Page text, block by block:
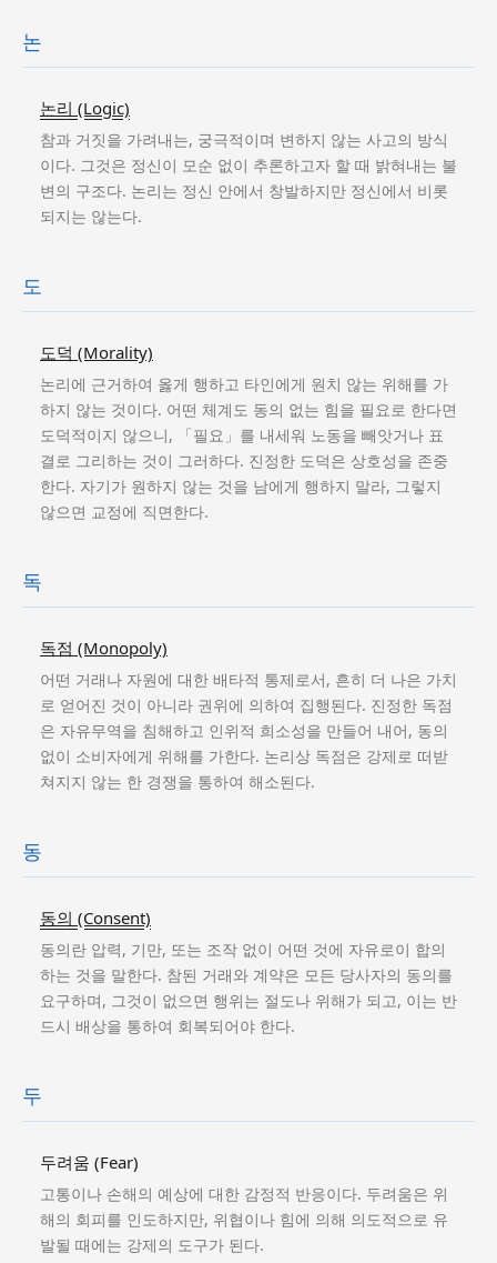
논
논리 (Logic)
참과 거짓을 가려내는, 궁극적이며 변하지 않는 사고의 방식
이다. 그것은 정신이 모순 없이 추론하고자 할 때 밝혀내는 불
변의 구조다. 논리는 정신 안에서 창발하지만 정신에서 비롯
되지는 않는다.
도
도덕 (Morality)
논리에 근거하여 옳게 행하고 타인에게 원치 않는 위해를 가
하지 않는 것이다. 어떤 체계도 동의 없는 힘을 필요로 한다면
도덕적이지 않으니, 「필요」를 내세워 노동을 빼앗거나 표
결로 그리하는 것이 그러하다. 진정한 도덕은 상호성을 존중
한다. 자기가 원하지 않는 것을 남에게 행하지 말라, 그렇지
않으면 교정에 직면한다.
독
독점 (Monopoly)
어떤 거래나 자원에 대한 배타적 통제로서, 흔히 더 나은 가치
로 얻어진 것이 아니라 권위에 의하여 집행된다. 진정한 독점
은 자유무역을 침해하고 인위적 희소성을 만들어 내어, 동의
없이 소비자에게 위해를 가한다. 논리상 독점은 강제로 떠받
쳐지지 않는 한 경쟁을 통하여 해소된다.
동
동의 (Consent)
동의란 압력, 기만, 또는 조작 없이 어떤 것에 자유로이 합의
하는 것을 말한다. 참된 거래와 계약은 모든 당사자의 동의를
요구하며, 그것이 없으면 행위는 절도나 위해가 되고, 이는 반
드시 배상을 통하여 회복되어야 한다.
두
두려움 (Fear)
고통이나 손해의 예상에 대한 감정적 반응이다. 두려움은 위
해의 회피를 인도하지만, 위협이나 힘에 의해 의도적으로 유
발될 때에는 강제의 도구가 된다.